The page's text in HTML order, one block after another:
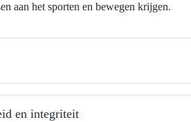
aan het sporten en bewegen krijgen.
en integriteit